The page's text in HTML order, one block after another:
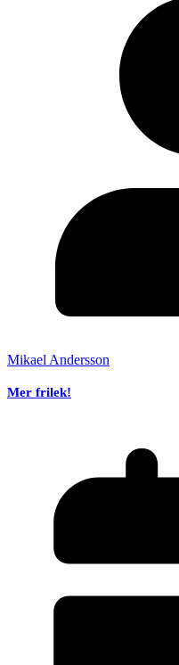
Mikael Andersson
Mer frilek!